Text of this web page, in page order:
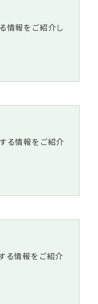
情報をご紹介し
る情報をご紹介
る情報をご紹介